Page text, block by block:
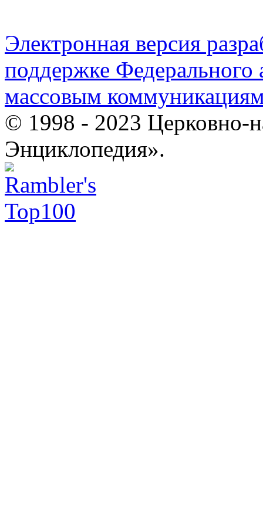
Электронная версия
поддержке Федерального
массовым
© 1998 - 2023 Церковно-
Энциклопедия».